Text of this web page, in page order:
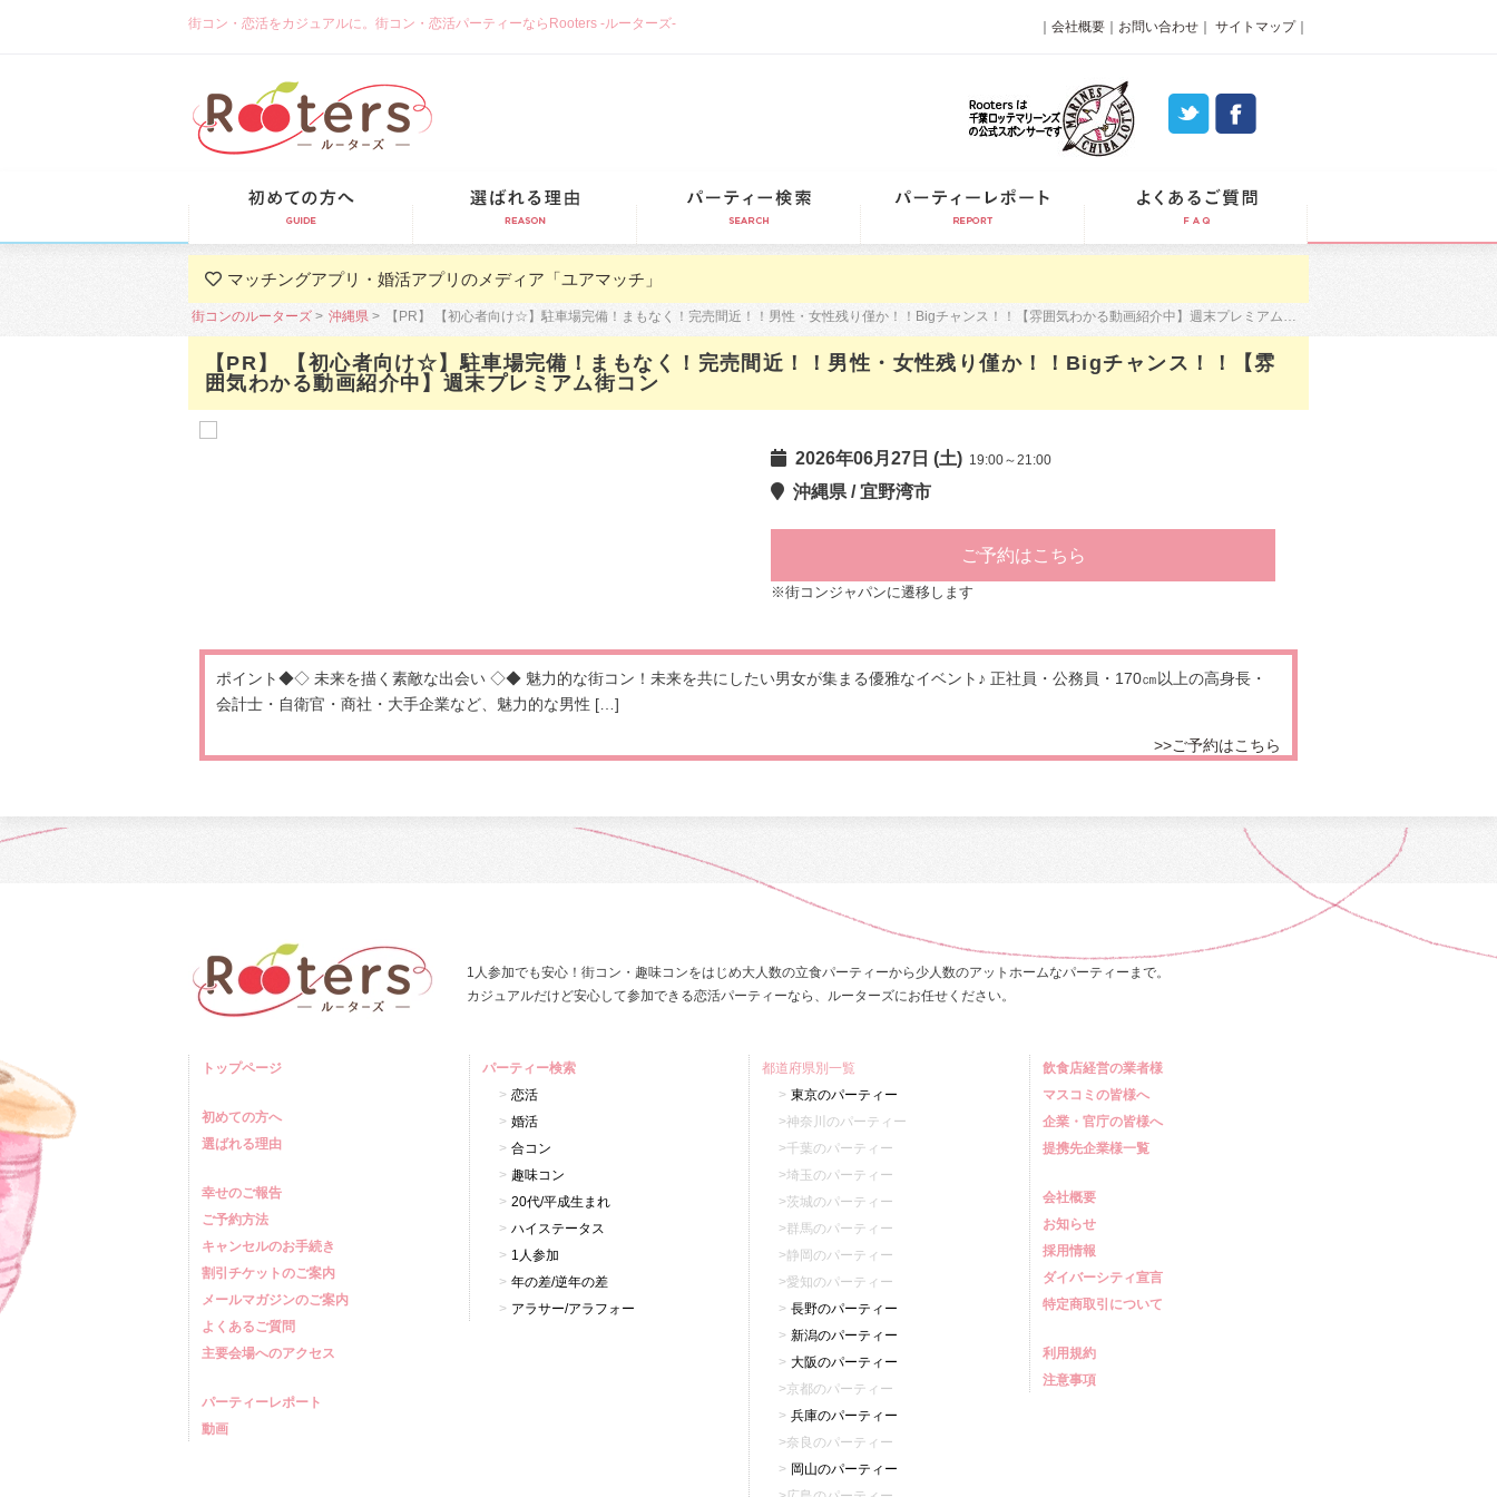
街コン・恋活をカジュアルに。街コン・恋活パーティーならRooters -ルーターズ- 会社概要 お問い合わせ サイトマップ｜
マッチングアプリ・婚活アプリのメディア「ユアマッチ」
街コンのルーターズ 沖縄県 【PR】 【初心者向け☆】駐車場完備！まもなく！完売間近！！男性・女性残り僅か！！Bigチャンス！！【雰囲気わかる動画紹介中】週末プレミアム街コン
【PR】 【初心者向け☆】駐車場完備！まもなく！完売間近！！男性・女性残り僅か！！Bigチャンス！！【雰
囲気わかる動画紹介中】週末プレミアム街コン
2026年06月27日 (土) 19:00～21:00
沖縄県 / 宜野湾市
ご予約はこちら
※街コンジャパンに遷移します
ポイント◆◇ 未来を描く素敵な出会い ◇◆ 魅力的な街コン！未来を共にしたい男女が集まる優雅なイベント♪ 正社員・公務員・170㎝以上の高身長・
会計士・自衛官・商社・大手企業など、魅力的な男性 […]
>>ご予約はこちら
1人参加でも安心！街コン・趣味コンをはじめ大人数の立食パーティーから少人数のアットホームなパーティーまで。
カジュアルだけど安心して参加できる恋活パーティーなら、ルーターズにお任せください。
トップページ
初めての方へ
選ばれる理由
幸せのご報告
ご予約方法
キャンセルのお手続き
割引チケットのご案内
メールマガジンのご案内
よくあるご質問
主要会場へのアクセス
パーティーレポート
動画
パーティー検索
恋活
婚活
合コン
趣味コン
20代/平成生まれ
ハイステータス
1人参加
年の差/逆年の差
アラサー/アラフォー
都道府県別一覧
東京のパーティー
神奈川のパーティー
千葉のパーティー
埼玉のパーティー
茨城のパーティー
群馬のパーティー
静岡のパーティー
愛知のパーティー
長野のパーティー
新潟のパーティー
大阪のパーティー
京都のパーティー
兵庫のパーティー
奈良のパーティー
岡山のパーティー
飲食店経営の業者様
マスコミの皆様へ
企業・官庁の皆様へ
提携先企業様一覧
会社概要
お知らせ
採用情報
ダイバーシティ宣言
特定商取引について
利用規約
注意事項